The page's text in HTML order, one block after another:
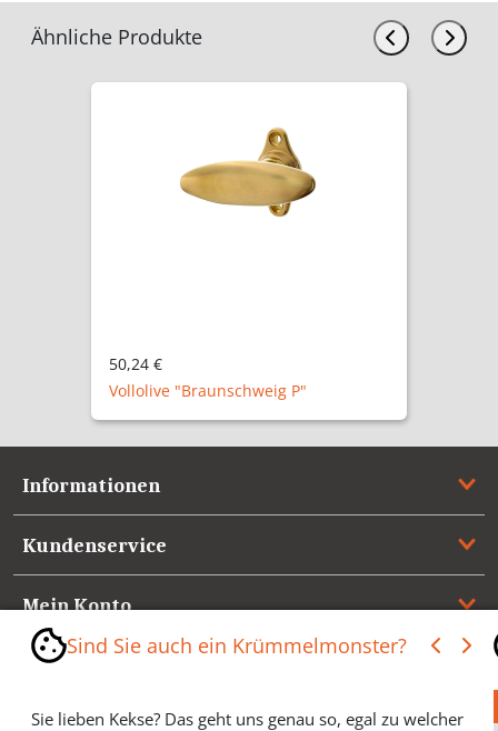
Ähnliche Produkte
50,24 €
Vollolive "Braunschweig P"
Informationen
Kundenservice
Mein Konto
Referenzen
Medienspiegel & Presseinformationen
Sind Sie auch ein Krümmelmonster?
Sie lieben Kekse? Das geht uns genau so, egal zu welcher